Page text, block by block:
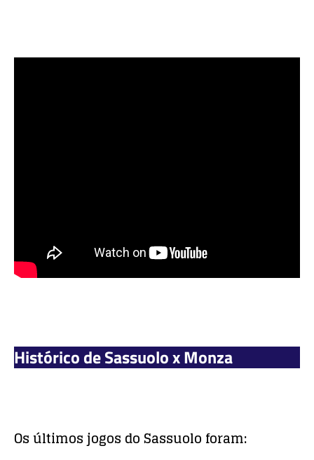
Histórico de Sassuolo x Monza
Os últimos jogos do Sassuolo foram: